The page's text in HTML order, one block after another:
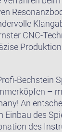
CNC-
Bechstein
–
An
Einbau des
des